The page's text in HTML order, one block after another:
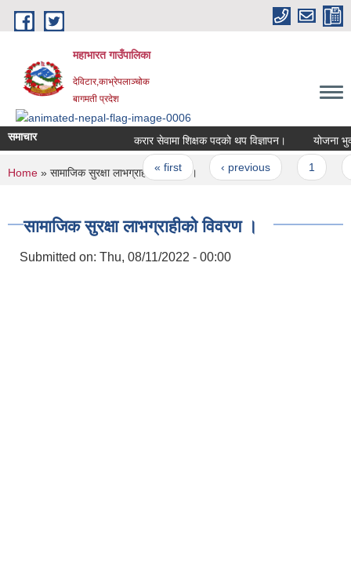
Skip to main content
महाभारत गाउँपालिका
देविटार,काभ्रेपलाञ्चोक
बागमती प्रदेश
समाचार करार सेवामा शिक्षक पदको थप विज्ञापन। योजना
Pages
« first ‹ previous
You are here
Home » सामाजिक सुरक्षा लाभग्राहीकाे विवरण ।
सामाजिक सुरक्षा लाभग्राहीकाे विवरण ।
Submitted on: Thu, 08/11/2022 - 00:00